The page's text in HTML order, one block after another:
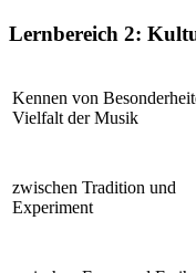
Lernbereich 2:
Kennen von
Vielfalt der Musik
zwischen Tradition und
Experiment